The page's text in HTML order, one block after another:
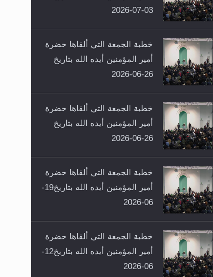
03-07-2026
خطبة الجمعة التي ألقاها حضرة
أمير المؤمنين أيده الله بتاريخ
26-06-2026
خطبة الجمعة التي ألقاها حضرة
أمير المؤمنين أيده الله بتاريخ
26-06-2026
خطبة الجمعة التي ألقاها حضرة
أمير المؤمنين أيده الله بتاريخ19-
06-2026
خطبة الجمعة التي ألقاها حضرة
أمير المؤمنين أيده الله بتاريخ12-
06-2026